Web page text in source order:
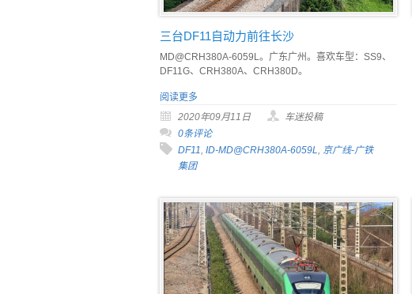
三台DF11自动力前往长沙
MD@CRH380A-6059L。广东广州。喜欢车型：SS9、
DF11G、CRH380A、CRH380D。
阅读更多
2020年09月11日
车迷投稿
0条评论
DF11, ID-MD@CRH380A-6059L, 京广线-广铁
集团